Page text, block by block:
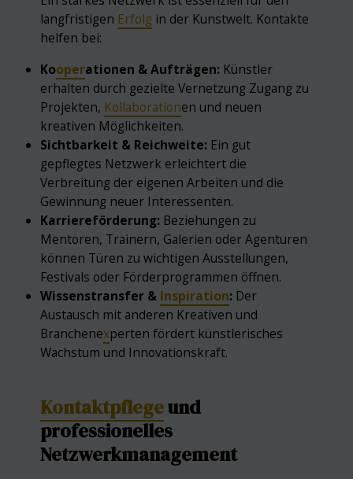
langfristigen Erfolg in der Kunstwelt. Kontakte
helfen bei:
Kooperationen & Aufträgen: Künstler
erhalten durch gezielte Vernetzung Zugang zu
Projekten, Kollaborationen und neuen
kreativen Möglichkeiten.
Sichtbarkeit & Reichweite: Ein gut
gepflegtes Netzwerk erleichtert die
Verbreitung der eigenen Arbeiten und die
Gewinnung neuer Interessenten.
Karriereförderung: Beziehungen zu
Mentoren, Trainern, Galerien oder Agenturen
können Türen zu wichtigen Ausstellungen,
Festivals oder Förderprogrammen öffnen.
Wissenstransfer & Inspiration: Der
Austausch mit anderen Kreativen und
Branchenexperten fördert künstlerisches
Wachstum und Innovationskraft.
Kontaktpflegeund
professionelles
Netzwerkmanagement